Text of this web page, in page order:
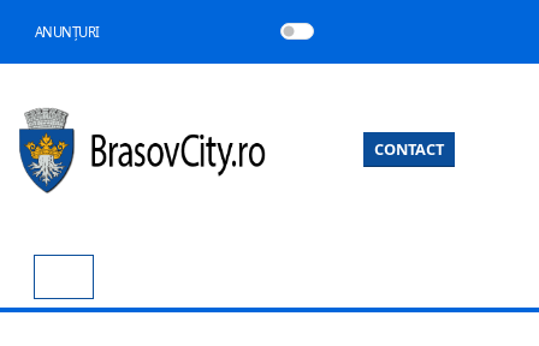
ANUNȚURI
CONTACT